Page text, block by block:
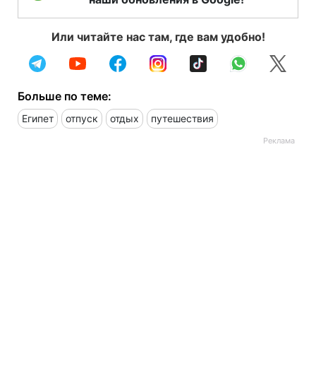
Или читайте нас там, где вам удобно!
Больше по теме:
Египет отпуск отдых путешествия